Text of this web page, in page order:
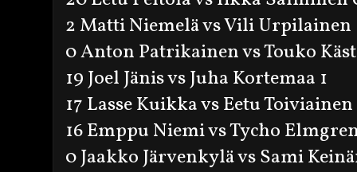
2 Matti Niemelä vs Vili Urpilainen
0 Anton Patrikainen vs Touko
19 Joel Jänis vs Juha Kortemaa 1
17 Lasse Kuikka vs Eetu
16 Emppu Niemi vs Tycho
0 Jaakko Järvenkylä vs Sami